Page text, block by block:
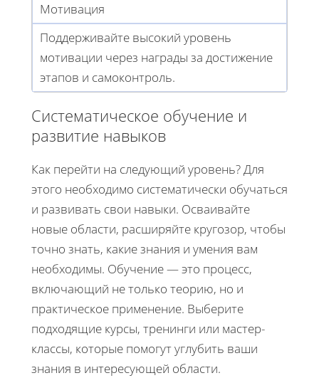
Мотивация
Поддерживайте высокий уровень
мотивации через награды за достижение
этапов и самоконтроль.
Систематическое обучение и
развитие навыков
Как перейти на следующий уровень? Для
этого необходимо систематически обучаться
и развивать свои навыки. Осваивайте
новые области, расширяйте кругозор, чтобы
точно знать, какие знания и умения вам
необходимы. Обучение — это процесс,
включающий не только теорию, но и
практическое применение. Выберите
подходящие курсы, тренинги или мастер-
классы, которые помогут углубить ваши
знания в интересующей области.